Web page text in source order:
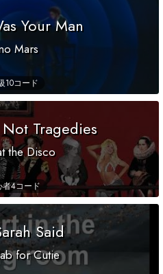
Your Man
Mars
10コード
Tragedies
the Disco
者4コード
Said
for Cutie